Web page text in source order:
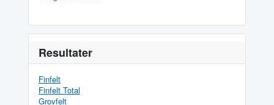
Resultater
Finfelt
Finfelt Total
Grovfelt